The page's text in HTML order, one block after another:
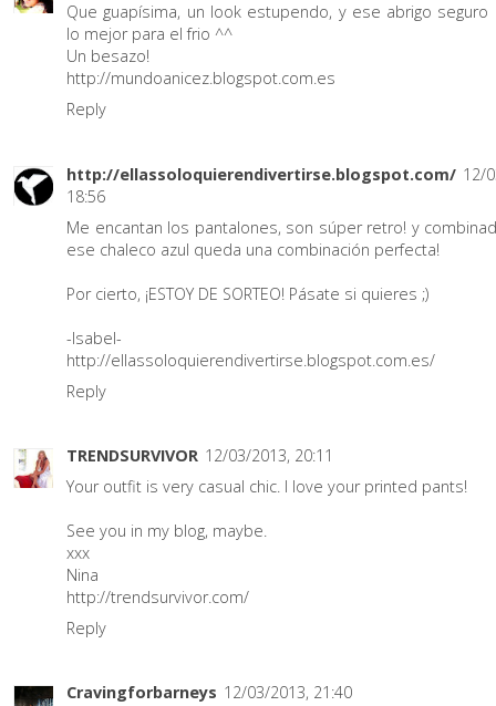
Que guapísima, un look estupendo, y ese abrigo
lo mejor para el frio ^^
Un besazo!
http://mundoanicez.blogspot.com.es
Reply
http://ellassoloquierendivertirse.blogspot.com/ 12/
18:56
Me encantan los pantalones, son súper retro! y
ese chaleco azul queda una combinación perfecta!
Por cierto, ¡ESTOY DE SORTEO! Pásate si quieres ;)
-Isabel-
http://ellassoloquierendivertirse.blogspot.com.es/
Reply
TRENDSURVIVOR 12/03/2013, 20:11
Your outfit is very casual chic. I love your printed pants!
See you in my blog, maybe.
xxx
Nina
http://trendsurvivor.com/
Reply
Cravingforbarneys 12/03/2013, 21:40